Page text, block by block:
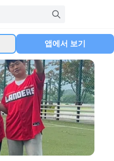
앱에서 보기